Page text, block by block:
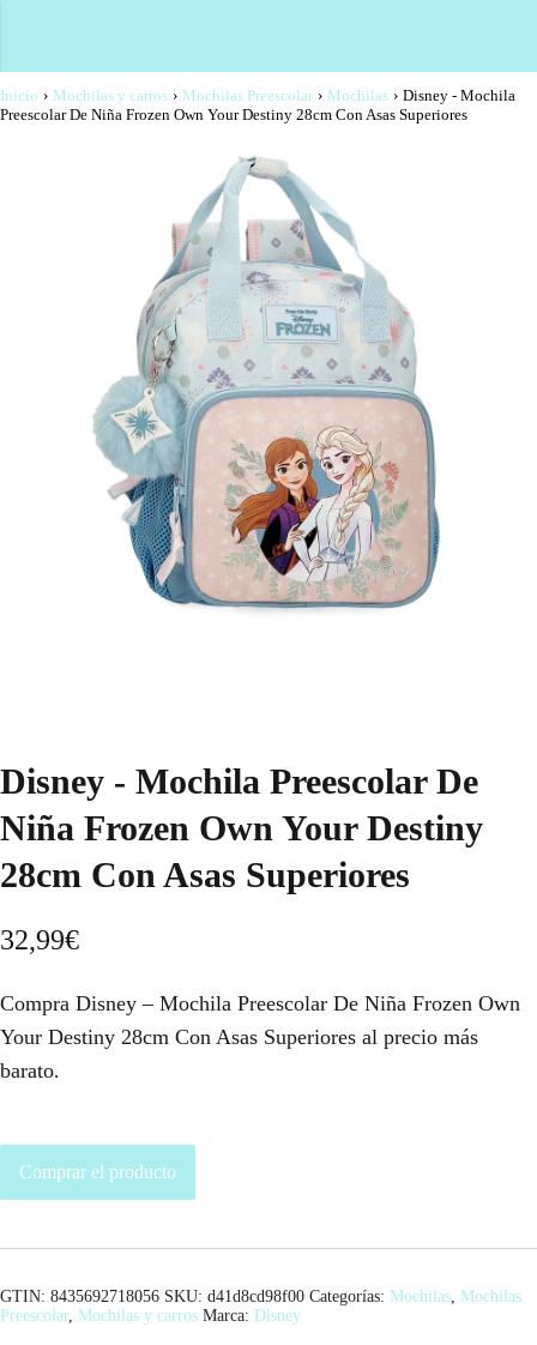
Inicio › Mochilas y carros › Mochilas Preescolar › Mochilas › Disney - Mochila
Preescolar De Niña Frozen Own Your Destiny 28cm Con Asas Superiores
Disney - Mochila Preescolar De
Niña Frozen Own Your Destiny
28cm Con Asas Superiores
32,99€
Compra Disney – Mochila Preescolar De Niña Frozen Own
Your Destiny 28cm Con Asas Superiores al precio más
barato.
Comprar el producto
GTIN: 8435692718056 SKU: d41d8cd98f00 Categorías: Mochilas, Mochilas
Preescolar, Mochilas y carros Marca: Disney